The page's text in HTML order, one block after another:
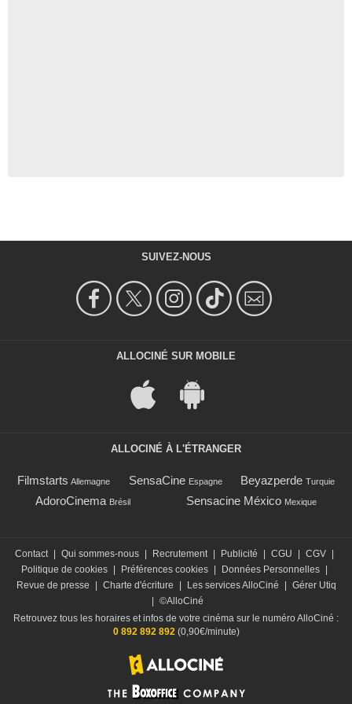
SUIVEZ-NOUS
ALLOCINÉ SUR MOBILE
ALLOCINÉ À L'ÉTRANGER
Filmstarts Allemagne SensaCine Espagne Beyazperde Turquie
AdoroCinema Brésil Sensacine México Mexique
Contact Qui sommes-nous Recrutement Publicité CGU CGV
Politique de cookies
Préférences cookies Données Personnelles
Revue de presse
Charte d'écriture Les services AlloCiné
Gérer Utiq
©AlloCiné
Retrouvez tous les horaires et infos de votre cinéma sur le numéro AlloCiné :
0 892 892 892(0,90€/minute)